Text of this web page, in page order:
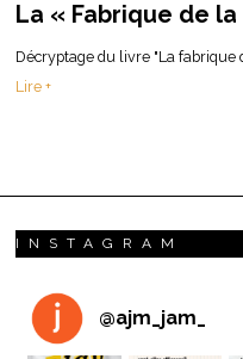
La « Fabrique de
Décryptage du livre "La fabrique
Lire +
INSTAGRAM
@ajm_jam_